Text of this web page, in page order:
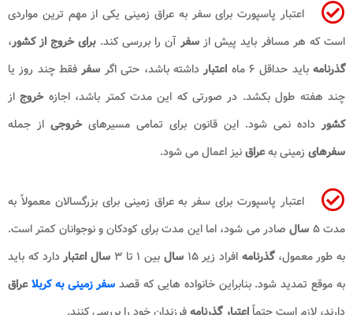
اعتبار پاسپورت برای سفر به عراق زمینی یکی از مهم ترین مواردی
است که هر مسافر باید پیش از سفرآن را بررسی کند.برای خروج از کشور،
گذرنامهباید حداقل ۶ ماه اعتبارداشته باشد، حتی اگر سفرفقط چند روز یا
چند هفته طول بکشد. در صورتی که این مدت کمتر باشد، اجازهخروج از
کشورداده نمی شود. این قانون برای تمامی مسیرهایخروجی از جمله
سفرهای زمینی بهعراقنیز اعمال می شود.
اعتبار پاسپورت برای سفر به عراق زمینی برای بزرگسالان معمولاً به
مدت ۵
سال صادر می شود، اما این مدت برای کودکان و نوجوانان کمتر است.
به طور معمول،گذرنامه افراد زیر ۱۵ سال بین ۱ تا ۳ سال اعتباردارد که باید
به موقع تمدید شود. بنابراین خانواده هایی که قصد سفر زمینی به کربلا عراق